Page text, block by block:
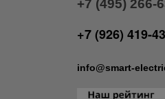
+7 (495) 266-
+7 (926) 419-
info@smart-